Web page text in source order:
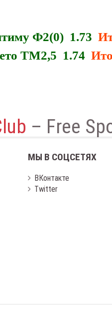
Ф2(0) 1.73
ТМ2,5 1.74
– Free
МЫ В СОЦСЕТЯХ
ВКонтакте
Twitter